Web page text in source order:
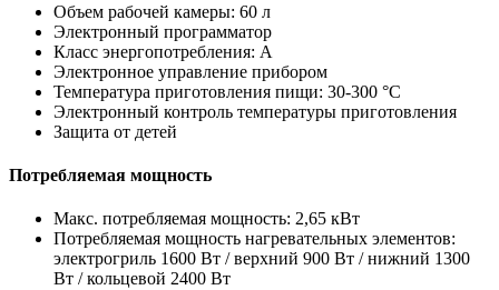
Объем рабочей камеры: 60 л
Электронный программатор
Класс энергопотребления: A
Электронное управление прибором
Температура приготовления пищи: 30-300 °C
Электронный контроль температуры приготовления
Защита от детей
Потребляемая мощность
Макс. потребляемая мощность: 2,65 кВт
Потребляемая мощность нагревательных элементов:
электрогриль 1600 Вт / верхний 900 Вт / нижний 1300
Вт / кольцевой 2400 Вт